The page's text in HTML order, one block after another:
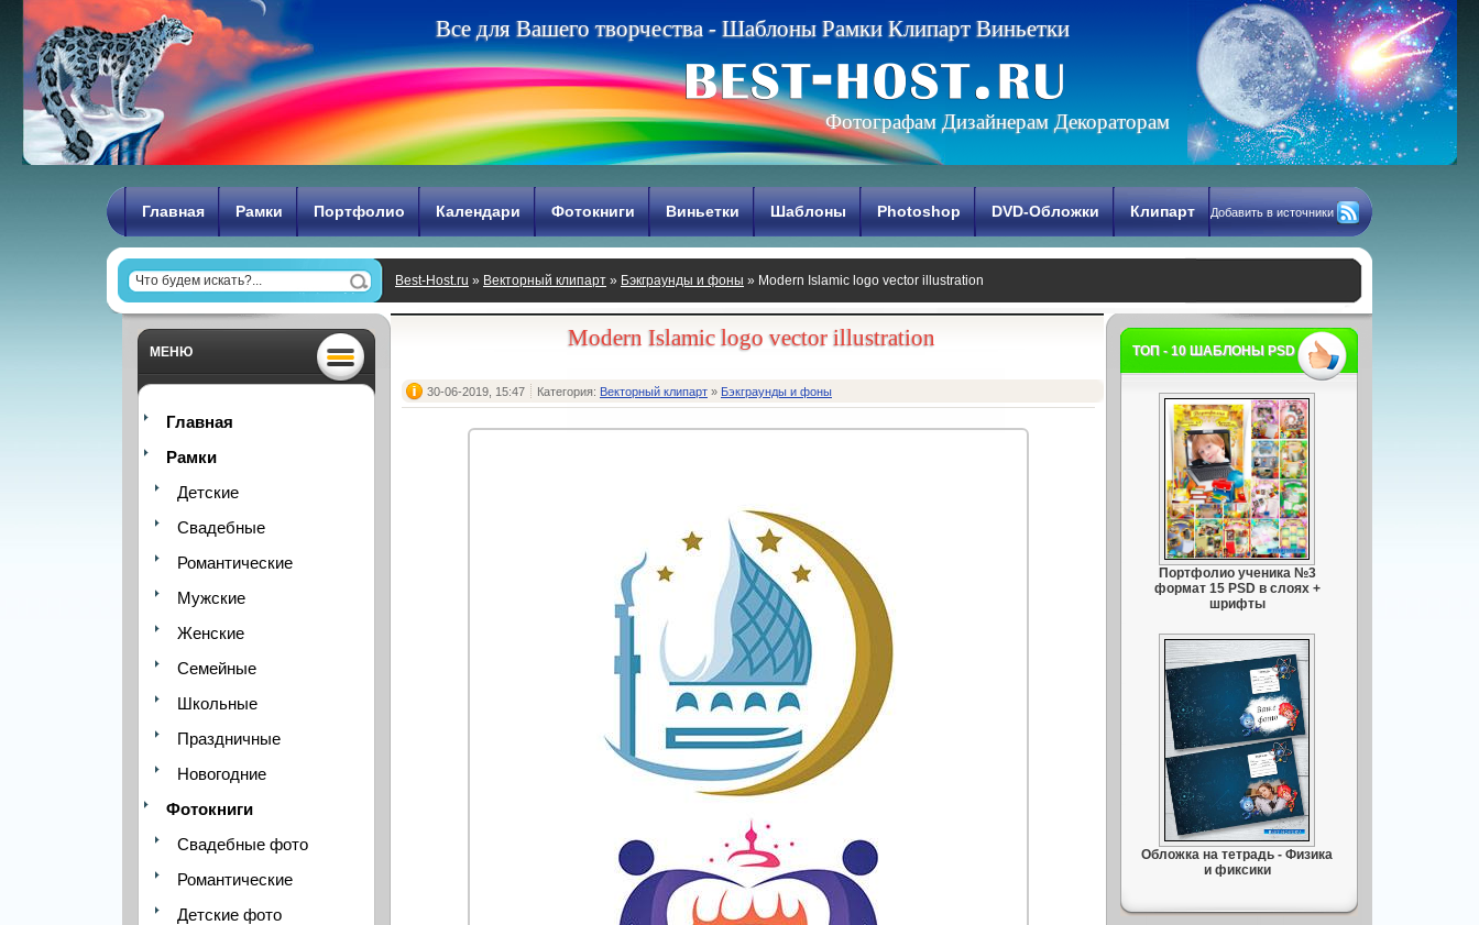
Все для Вашего творчества - Шаблоны Рамки Клипарт Виньетки
Фотографам Дизайнерам Декораторам
Главная Рамки Портфолио Календари Фотокниги Виньетки Шаблоны Photoshop DVD-Обложки Клипарт Добавить в источники
Best-Host.ru » Векторный клипарт » Бэкграунды и фоны » Modern Islamic logo vector illustration
МЕНЮ
Главная
Рамки
Детские
Свадебные
Романтические
Мужские
Женские
Семейные
Школьные
Праздничные
Новогодние
Фотокниги
Свадебные фото
Романтические
Детские фото
Modern Islamic logo vector illustration
30-06-2019, 15:47 Категория: Векторный клипарт » Бэкграунды и фоны
ТОП - 10 ШАБЛОНЫ PSD
Портфолио ученика №3
формат 15 PSD в слоях +
шрифты
Обложка на тетрадь - Физика
и фиксики